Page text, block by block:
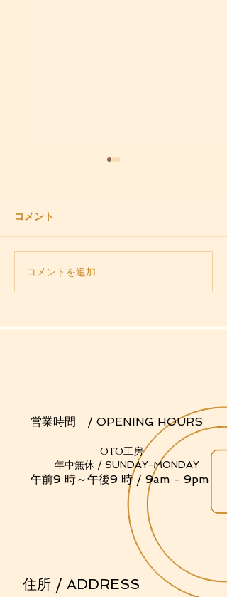
どうしてもピアノが弾き
たくて犯罪を犯してた頃
コメント
コメントを追加…
時間 / OPENING HOURS
OTO工房
無休 / SUNDAY-MONDAY
9 時～午後9 時 / 9am - 9pm
住所 / ADDRESS